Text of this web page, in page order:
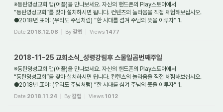
※동탄명성교회 앱(어플)을 만나보세요. 자신의 핸드폰의 Play스토어에서
“동탄명성교회”를 찾아 설치하시면 됩니다. 컨텐츠의 놀라움을 직접 체험해보십시오.
●2018년 표어: (우리도 주님처럼) “한 시대를 섬겨 주님의 뜻을 이루자” 1.
Date 2018.12.08 By갈렙 Views 1477
2018-11-25 교회소식_성령강림후 스물일곱번째주일
※동탄명성교회 앱(어플)을 만나보세요. 자신의 핸드폰의 Play스토어에서
“동탄명성교회”를 찾아 설치하시면 됩니다. 컨텐츠의 놀라움을 직접 체험해보십시오.
●2018년 표어: (우리도 주님처럼) “한 시대를 섬겨 주님의 뜻을 이루자” 1.
Date 2018.11.24 By갈렙 Views 1012